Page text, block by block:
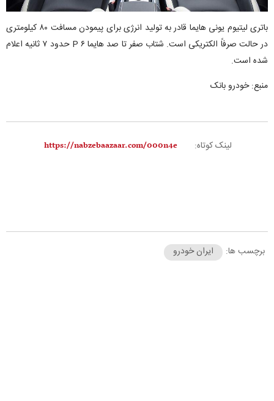
باتری لیتیوم یونی هایما قادر به تولید انرژی برای پیمودن مسافت ۸۰ کیلومتری
در حالت صرفاً الکتریکی است. شتاب صفر تا صد هایما ۶ P حدود ۷ ثانیه اعلام
شده است.
منبع: خودرو بانک
لینک کوتاه:
برچسب ها: ایران خودرو